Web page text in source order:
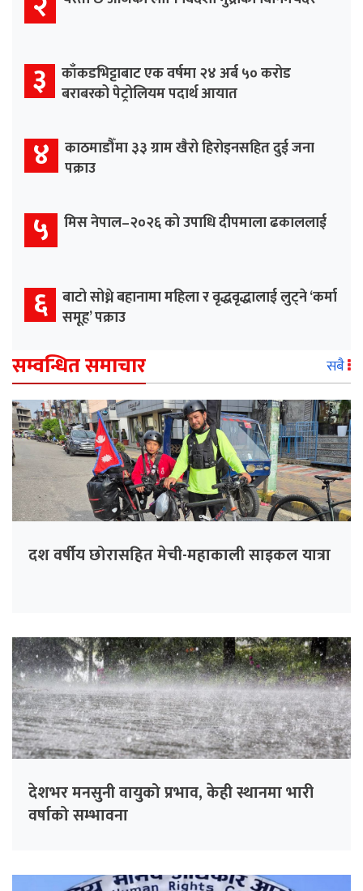
३ काँकडभिट्टाबाट एक वर्षमा २४ अर्ब ५० करोड
बराबरको पेट्रोलियम पदार्थ आयात
४ काठमाडौँमा ३३ ग्राम खैरो हिरोइनसहित दुई जना
पक्राउ
५ मिस नेपाल–२०२६ को उपाधि दीपमाला ढकाललाई
६ बाटो सोध्ने बहानामा महिला र वृद्धवृद्धालाई लुट्ने ‘कर्मा
समूह’ पक्राउ
सम्वन्धित समाचार सबै
दश वर्षीय छोरासहित मेची-महाकाली साइकल यात्रा
देशभर मनसुनी वायुको प्रभाव, केही स्थानमा भारी
वर्षाको सम्भावना